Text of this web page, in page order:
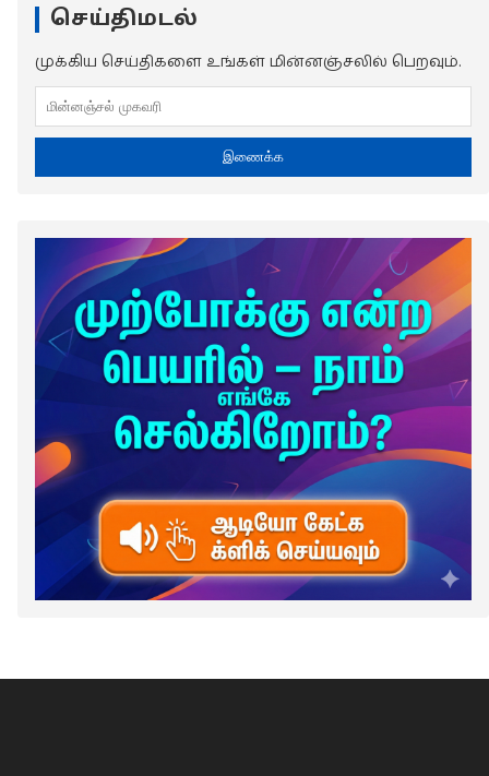
செய்திமடல்
முக்கிய செய்திகளை உங்கள் மின்னஞ்சலில் பெறவும்.
இணைக்க